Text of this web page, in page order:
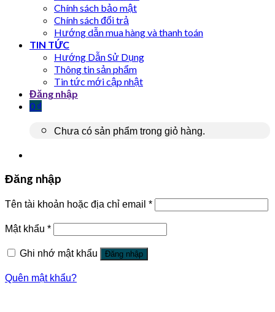
Chính sách bảo mật
Chính sách đổi trả
Hướng dẫn mua hàng và thanh toán
TIN TỨC
Hướng Dẫn Sử Dụng
Thông tin sản phẩm
Tin tức mới cập nhật
Đăng nhập
0 ₫
Chưa có sản phẩm trong giỏ hàng.
Đăng nhập
Tên tài khoản hoặc địa chỉ email *
Mật khẩu *
Ghi nhớ mật khẩu Đăng nhập
Quên mật khẩu?